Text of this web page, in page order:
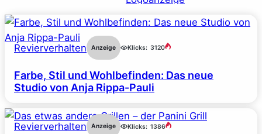
Revierverhalten Anzeige Klicks: 3120
Farbe, Stil und Wohlbefinden: Das neue
Studio von Anja Rippa-Pauli
Revierverhalten Anzeige Klicks: 1386